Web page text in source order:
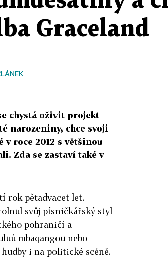
Graceland
chystá oživit projekt
narozeniny, chce svoji
roce 2012 s většinou
Zda se zastaví také v
rok pětadvacet let.
svůj písničkářský styl
pohraničí a
mbaqangou nebo
i na politické scéně.